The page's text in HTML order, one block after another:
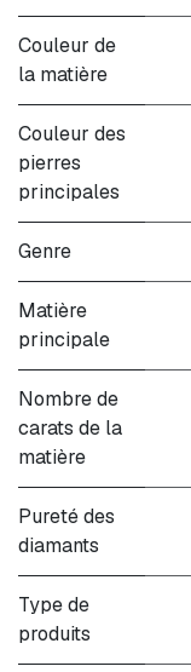
Couleur de
la matière
Couleur des
pierres
principales
Genre
Matière
principale
Nombre de
carats de la
matière
Pureté des
diamants
Type de
produits